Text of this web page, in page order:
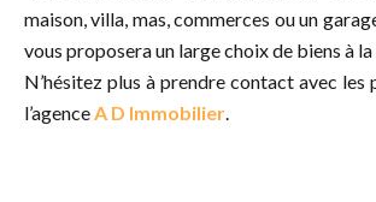
maison, villa, mas, commerces ou un
vous proposera un large choix de biens à
N’hésitez plus à prendre contact avec les
l’agenceA D Immobilier.